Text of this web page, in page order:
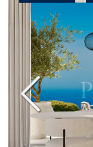
Vorherige